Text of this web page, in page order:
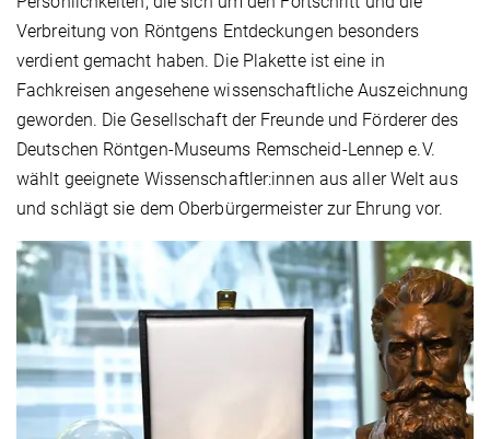
Verbreitung von Röntgens Entdeckungen besonders
verdient gemacht haben. Die Plakette ist eine in
Fachkreisen angesehene wissenschaftliche Auszeichnung
geworden. Die Gesellschaft der Freunde und Förderer des
Deutschen Röntgen-Museums Remscheid-Lennep e.V.
wählt geeignete Wissenschaftler:innen aus aller Welt aus
und schlägt sie dem Oberbürgermeister zur Ehrung vor.